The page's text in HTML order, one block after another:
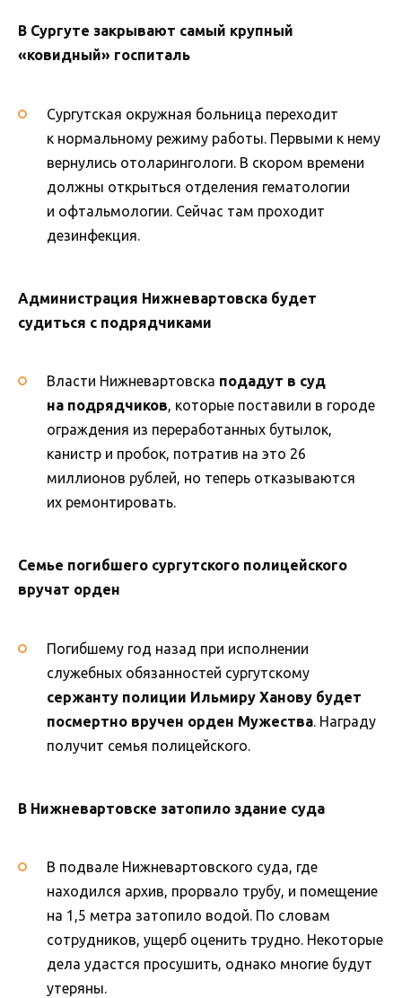
В Сургуте закрывают самый крупный
«ковидный» госпиталь
Сургутская окружная больница переходит
к нормальному режиму работы. Первыми к нему
вернулись отоларингологи. В скором времени
должны открыться отделения гематологии
и офтальмологии. Сейчас там проходит
дезинфекция.
Администрация Нижневартовска будет
судиться с подрядчиками
Власти Нижневартовска подадут в суд
на подрядчиков, которые поставили в городе
ограждения из переработанных бутылок,
канистр и пробок, потратив на это 26
миллионов рублей, но теперь отказываются
их ремонтировать.
Семье погибшего сургутского полицейского
вручат орден
Погибшему год назад при исполнении
служебных обязанностей сургутскому
сержанту полиции Ильмиру Ханову будет
посмертно вручен орден Мужества. Награду
получит семья полицейского.
В Нижневартовске затопило здание суда
В подвале Нижневартовского суда, где
находился архив, прорвало трубу, и помещение
на 1,5 метра затопило водой. По словам
сотрудников, ущерб оценить трудно. Некоторые
дела удастся просушить, однако многие будут
утеряны.